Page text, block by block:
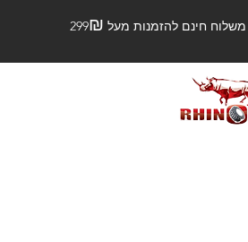
משלוח חינם להזמנות מעל 299 ₪